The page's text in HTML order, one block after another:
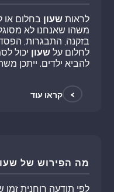
לראותשעון בחלום או
משהו שאנחנו לא
בזקנה, התבגרות,
לחלום עלשעון יכול
להביא ילדים. ייתכן
> קראו עוד
מה הפירוש של
לפי תודעה רוחנית זמן